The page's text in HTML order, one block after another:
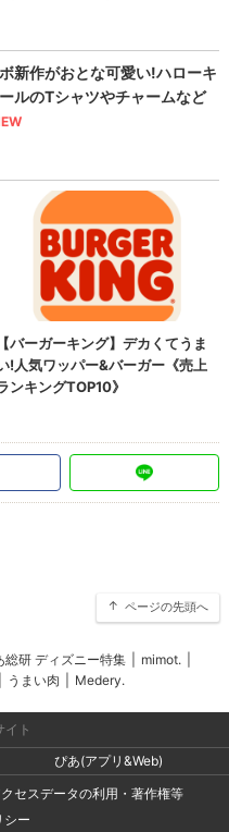
ページの先頭へ
総研 ディズニー特集 mimot.
うまい肉 Medery.
イト
ぴあ(アプリ&Web)
セスデータの利用・著作権等
シー